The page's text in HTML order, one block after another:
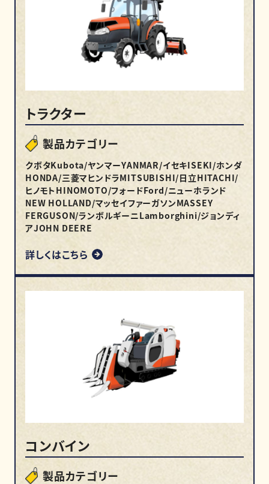
トラクター
製品カテゴリー
クボタKubota/ヤンマーYANMAR/イセキISEKI/ホンダ
HONDA/三菱マヒンドラMITSUBISHI/日立HITACHI/
ヒノモトHINOMOTO/フォードFord/ニューホランド
NEW HOLLAND/マッセイファーガソンMASSEY
FERGUSON/ランボルギーニLamborghini/ジョンディ
アJOHN DEERE
詳しくはこちら
コンバイン
製品カテゴリー